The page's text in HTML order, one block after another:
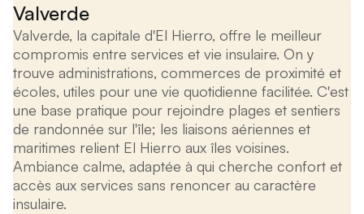
Valverde
Valverde, la capitale d'El Hierro, offre le meilleur
compromis entre services et vie insulaire. On y
trouve administrations, commerces de proximité et
écoles, utiles pour une vie quotidienne facilitée. C'est
une base pratique pour rejoindre plages et sentiers
de randonnée sur l'île; les liaisons aériennes et
maritimes relient El Hierro aux îles voisines.
Ambiance calme, adaptée à qui cherche confort et
accès aux services sans renoncer au caractère
insulaire.